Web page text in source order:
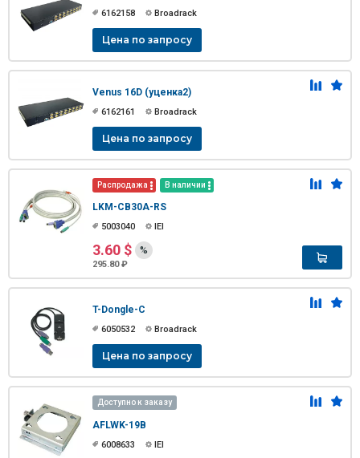
6162158 Broadrack
Цена по запросу
Venus 16D (уценка2)
6162161 Broadrack
Цена по запросу
Распродажа В наличии
LKM-CB30A-RS
5003040 IEI
3.60 $
295.80 ₽
%
T-Dongle-C
6050532 Broadrack
Цена по запросу
Доступно к заказу
AFLWK-19B
6008633 IEI